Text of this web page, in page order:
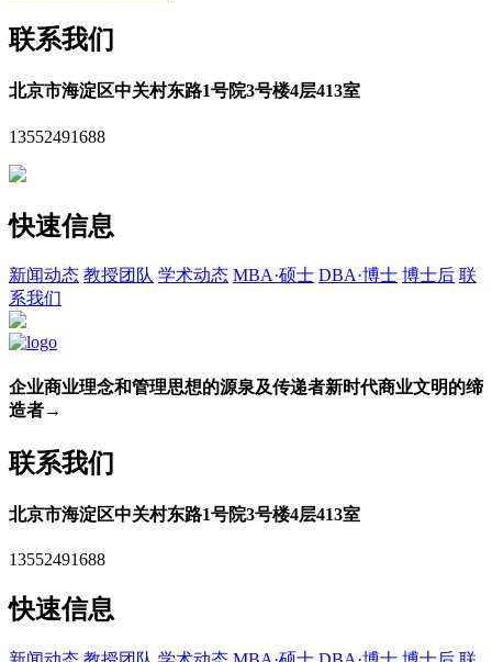
联系我们
北京市海淀区中关村东路1号院3号楼4层413室
13552491688
快速信息
新闻动态 教授团队 学术动态 MBA·硕士 DBA·博士 博士后 联
系我们
企业商业理念和管理思想的源泉及传递者新时代商业文明的缔
造者→
联系我们
北京市海淀区中关村东路1号院3号楼4层413室
13552491688
快速信息